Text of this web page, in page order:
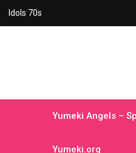
Idols 70s
Yumeki Angels –
Yumeki.org